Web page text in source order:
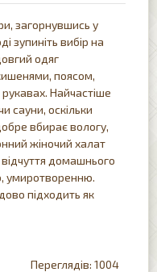
загорнувшись у
зупиніть вибір на
одяг
поясом,
Найчастіше
сауни, оскільки
вбирає вологу,
жіночий халат
домашнього
умиротворенню.
підходить як
1004